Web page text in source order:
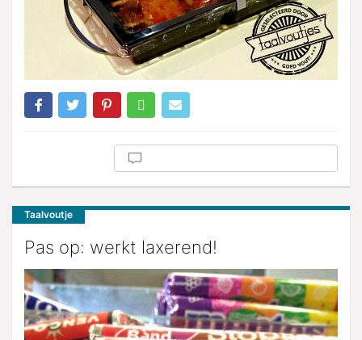
Taalvoutje
Pas op: werkt laxerend!